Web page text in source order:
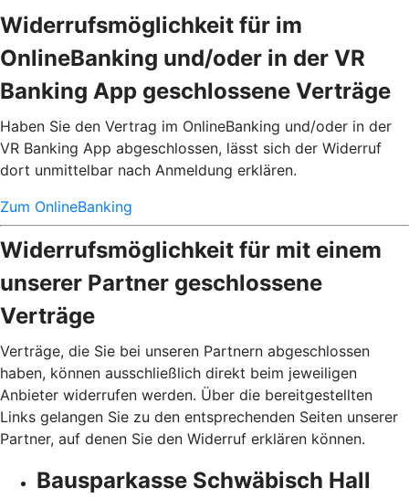
Widerrufsmöglichkeit für im
OnlineBanking und/oder in der VR
Banking App geschlossene Verträge
Haben Sie den Vertrag im OnlineBanking und/oder in der
VR Banking App abgeschlossen, lässt sich der Widerruf
dort unmittelbar nach Anmeldung erklären.
Zum OnlineBanking
Widerrufsmöglichkeit für mit einem
unserer Partner geschlossene
Verträge
Verträge, die Sie bei unseren Partnern abgeschlossen
haben, können ausschließlich direkt beim jeweiligen
Anbieter widerrufen werden. Über die bereitgestellten
Links gelangen Sie zu den entsprechenden Seiten unserer
Partner, auf denen Sie den Widerruf erklären können.
Bausparkasse Schwäbisch Hall